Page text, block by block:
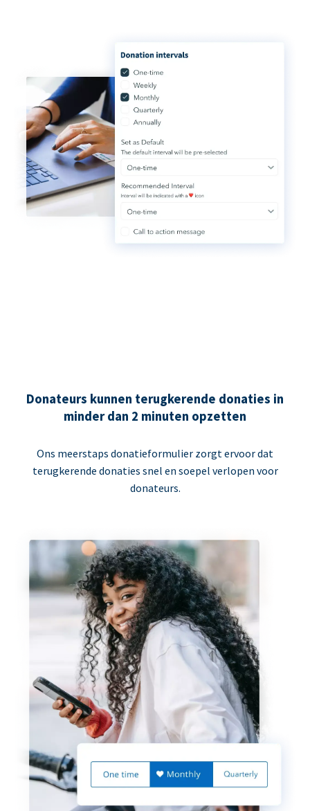
Donateurs kunnen terugkerende donaties in
minder dan 2 minuten opzetten
Ons meerstaps donatieformulier zorgt ervoor dat
terugkerende donaties snel en soepel verlopen voor
donateurs.